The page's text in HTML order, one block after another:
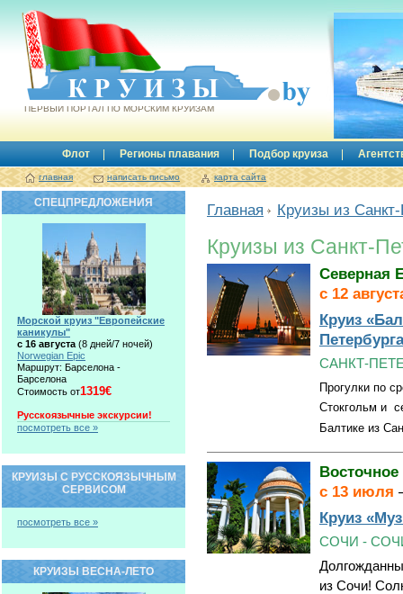
Круизы.by
ПЕРВЫЙ ПОРТАЛ ПО МОРСКИМ КРУИЗАМ
Флот Регионы плавания Подбор круиза
главная написать письмо карта сайта
Главная Круизы из
Круизы из Санкт-
Северная
с 12
Круиз
САНКТ-
Прогулки по
Стокгольм и
Балтике из
с 13 июля
Круиз
СОЧИ -
из Сочи!
СПЕЦПРЕДЛОЖЕНИЯ
Морской круиз "Европейские
каникулы"
с 16 августа (8 дней/7 ночей)
Norwegian Epic
Маршрут: Барселона -
Барселона
Стоимость от1319€
Русскоязычные экскурсии!
посмотреть все »
КРУИЗЫ С РУССКОЯЗЫЧНЫМ
СЕРВИСОМ
посмотреть все »
КРУИЗЫ ВЕСНА-ЛЕТО